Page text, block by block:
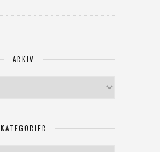
ARKIV
KATEGORIER